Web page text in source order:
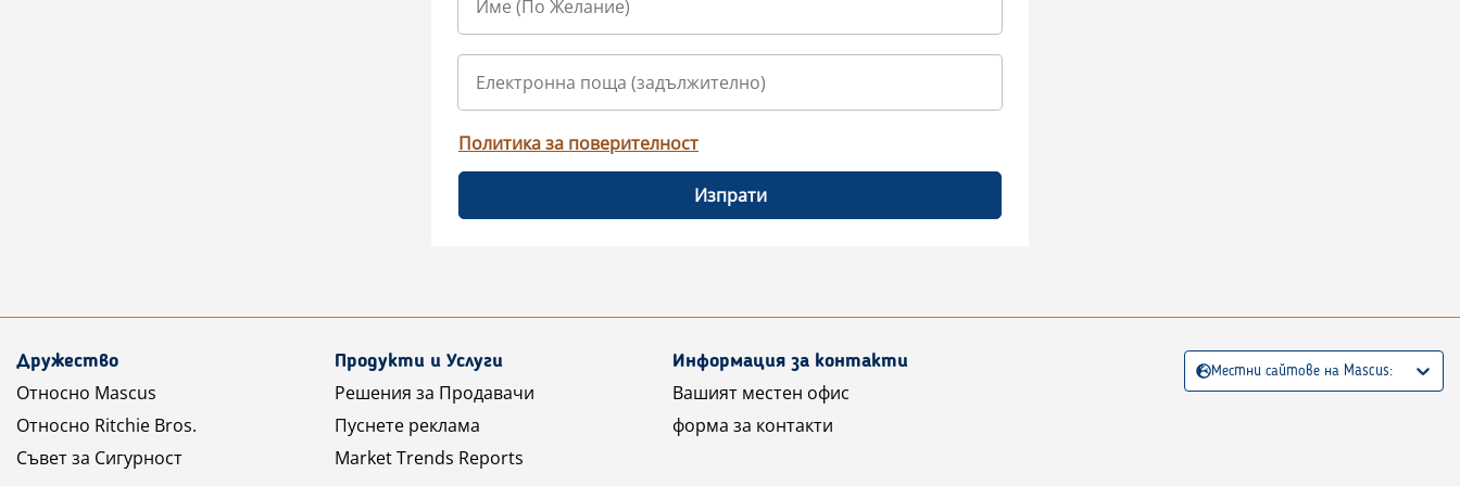
Политика за поверителност
Изпрати
Дружество
Относно Mascus
Относно Ritchie Bros.
Съвет за Сигурност
Продукти и Услуги
Решения за Продавачи
Пуснете реклама
Market Trends Reports
Информация за контакти
Вашият местен офис
форма за контакти
Местни сайтове на Mascus: